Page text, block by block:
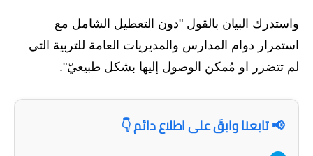
المرحلة المتوسطة
المرحلة الاعدادية
المرحلة الابتدائية
واستدرك البيان بالقول "دون التعطيل الشامل مع
استمرار دوام المدارس والمديريات العامة للتربية التي
لم تتضرر او مُمكن الوصول إليها بشكل طبيعيّ".
📢 تابعنا وابقَ على اطلاع دائم 👇